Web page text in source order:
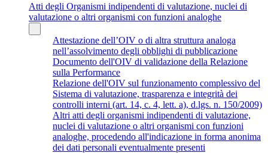
Atti degli Organismi indipendenti di valutazione, nuclei di
valutazione o altri organismi con funzioni analoghe
Attestazione dell’OIV o di altra struttura analoga
nell’assolvimento degli obblighi di pubblicazione
Documento dell'OIV di validazione della Relazione
sulla Performance
Relazione dell'OIV sul funzionamento complessivo del
Sistema di valutazione, trasparenza e integrità dei
controlli interni (art. 14, c. 4, lett. a), d.lgs. n. 150/2009)
Altri atti degli organismi indipendenti di valutazione,
nuclei di valutazione o altri organismi con funzioni
analoghe, procedendo all'indicazione in forma anonima
dei dati personali eventualmente presenti